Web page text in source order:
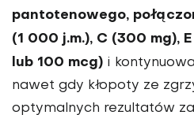
pantoteno­wego,
(1 000 j.m.), C (300 mg),
lub 100 mcg) i
nawet gdy kłopoty ze
optymal­nych rezultatów